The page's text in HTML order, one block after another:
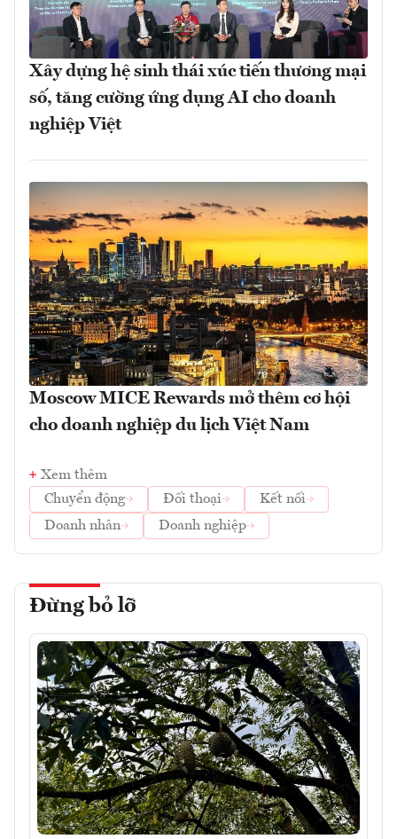
Xây dựng hệ sinh thái xúc tiến thương mại
số, tăng cường ứng dụng AI cho doanh
nghiệp Việt
Moscow MICE Rewards mở thêm cơ hội
cho doanh nghiệp du lịch Việt Nam
Xem thêm
Chuyển động
Đối thoại
Kết nối
Doanh nhân
Doanh nghiệp
Đừng bỏ lỡ